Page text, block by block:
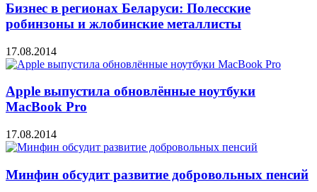
Бизнес в регионах Беларуси: Полесские
робинзоны и жлобинские металлисты
17.08.2014
Apple выпустила обновлённые ноутбуки
MacBook Pro
17.08.2014
Минфин обсудит развитие добровольных пенсий